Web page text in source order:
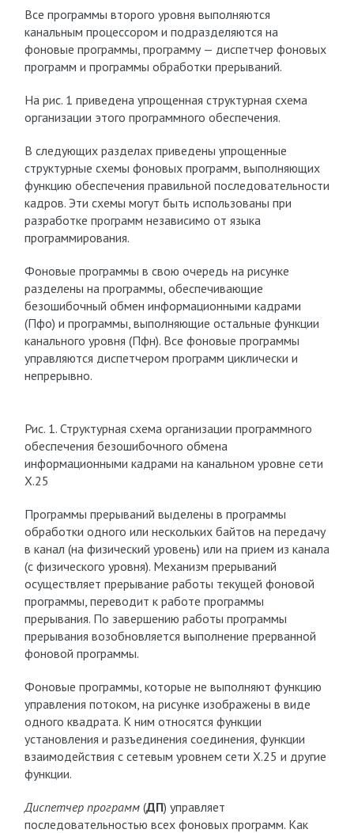
Все программы второго уровня выполняются
канальным процессором и подразделяются на
фоновые программы, программу — диспетчер фоновых
программ и программы обработки прерываний.
На рис. 1 приведена упрощенная структурная схема
организации этого программного обеспечения.
В следующих разделах приведены упрощенные
структурные схемы фоновых программ, выполняющих
функцию обеспечения правильной последовательности
кадров. Эти схемы могут быть использованы при
разработке программ независимо от языка
программирования.
Фоновые программы в свою очередь на рисунке
разделены на программы, обеспечивающие
безошибочный обмен информационными кадрами
(Пфо) и программы, выполняющие остальные функции
канального уровня (Пфн). Все фоновые программы
управляются диспетчером программ циклически и
непрерывно.
Рис. 1. Структурная схема организации программного
обеспечения безошибочного обмена
информационными кадрами на канальном уровне сети
Х.25
Программы прерываний выделены в программы
обработки одного или нескольких байтов на передачу
в канал (на физический уровень) или на прием из канала
(с физического уровня). Механизм прерываний
осуществляет прерывание работы текущей фоновой
программы, переводит к работе программы
прерывания. По завершению работы программы
прерывания возобновляется выполнение прерванной
фоновой программы.
Фоновые программы, которые не выполняют функцию
управления потоком, на рисунке изображены в виде
одного квадрата. К ним относятся функции
установления и разъединения соединения, функции
взаимодействия с сетевым уровнем сети Х.25 и другие
функции.
Диспетчер программ(ДП) управляет
последовательностью всех фоновых программ. Как